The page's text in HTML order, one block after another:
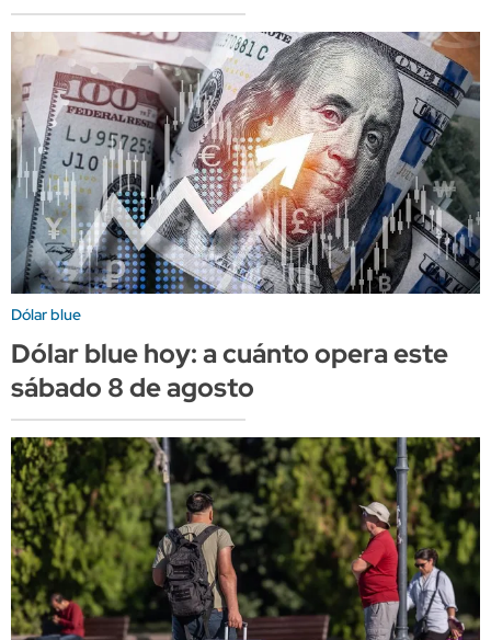
Dólar blue
Dólar blue hoy: a cuánto opera este
sábado 8 de agosto